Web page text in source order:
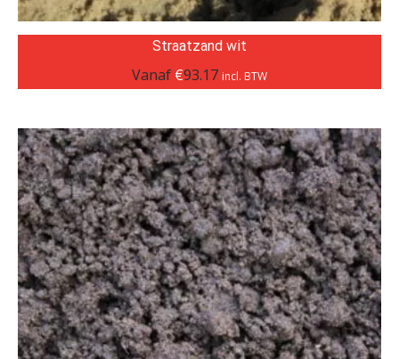
Straatzand wit
Vanaf €93.17 incl. BTW